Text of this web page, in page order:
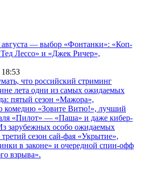
августа — выбор «Фонтанки»: «Коп-
Лессо» и «Джек Ричер»,
18:53
что российский стриминг
лета одни из самых ожидаемых
пятый сезон «Мажора»,
комедию «Зовите Витю!», лучший
«Пилот» — «Паша» и даже кибер-
зарубежных особо ожидаемых
сезон сай-фая «Укрытие»,
в законе» и очередной спин-офф
взрыва».